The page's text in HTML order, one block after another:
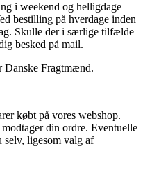
i weekend og helligdage
bestilling på hverdage inden
Skulle der i særlige tilfælde
besked på mail.
Danske Fragtmænd.
købt på vores webshop.
din ordre. Eventuelle
selv, ligesom valg af